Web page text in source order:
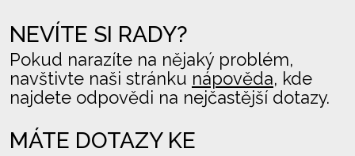
NEVÍTE SI RADY?
Pokud narazíte na nějaký problém,
navštivte naši stránku nápověda, kde
najdete odpovědi na nejčastější dotazy.
MÁTE DOTAZY KE